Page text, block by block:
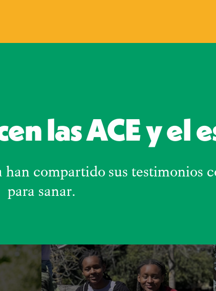
las ACE y el
compartido sus testimonios
para sanar.